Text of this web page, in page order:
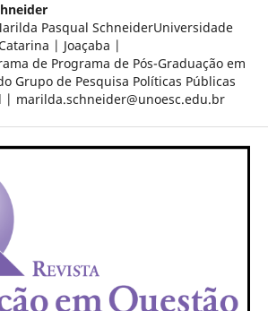
Pasqual SchneiderUniversidade
| Joaçaba |
de Programa de Pós-Graduação em
Grupo de Pesquisa Políticas Públicas
| marilda.schneider@unoesc.edu.br